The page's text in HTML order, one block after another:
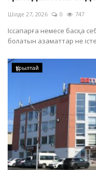
Шілде 27, 2026 0 747
Іссапарға немесе басқа
болатын азаматтар не
Құрылтай